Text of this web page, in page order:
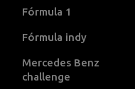
Fórmula 1
Fórmula indy
Mercedes Benz
challenge